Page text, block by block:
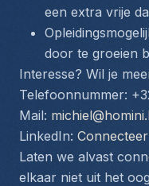
een extra vrije
door te groeien
Interesse? Wil je
Telefoonnummer:
Mail:
LinkedIn:
Laten we alvast
elkaar niet uit het